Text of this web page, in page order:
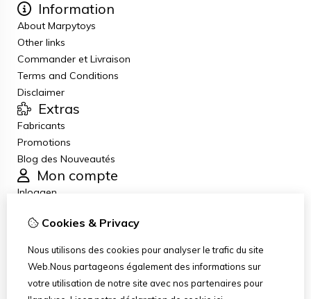
Information
About Marpytoys
Other links
Commander et Livraison
Terms and Conditions
Disclaimer
Extras
Fabricants
Promotions
Blog des Nouveautés
Mon compte
Inloggen
Liste de souhaits
Service client
Nous contacter
Cookies & Privacy
Nous utilisons des cookies pour analyser le trafic du site
Web.Nous partageons également des informations sur
votre utilisation de notre site avec nos partenaires pour